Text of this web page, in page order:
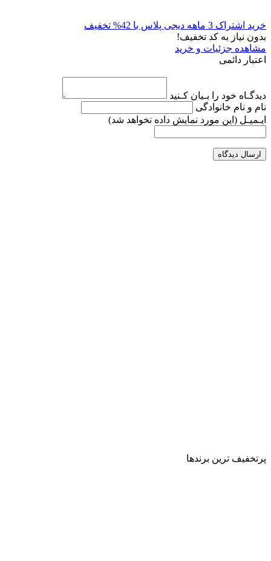
خرید اشتراک 3 ماهه دیجی پلاس با 42% تخفیف
بدون نیاز به کد تخفیف!
مشاهده جزئیات و خرید
اعتبار دائمی
دیدگـاه خود را بـیان کـنید
نام و نام خانوادگی
ایـمیـل (این مورد نمایش داده نخواهد شد)
ارسال دیدگاه
پرتخفیف ترین برندها